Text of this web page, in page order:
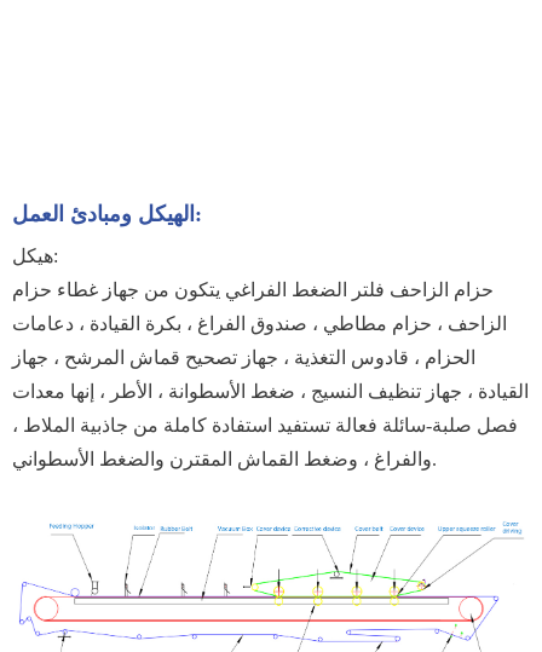
الهيكل ومبادئ العمل:
هيكل:
حزام الزاحف فلتر الضغط الفراغي يتكون من جهاز غطاء حزام
الزاحف ، حزام مطاطي ، صندوق الفراغ ، بكرة القيادة ، دعامات
الحزام ، قادوس التغذية ، جهاز تصحيح قماش المرشح ، جهاز
القيادة ، جهاز تنظيف النسيج ، ضغط الأسطوانة ، الأطر ، إنها معدات
فصل صلبة-سائلة فعالة تستفيد استفادة كاملة من جاذبية الملاط ،
والفراغ ، وضغط القماش المقترن والضغط الأسطواني.